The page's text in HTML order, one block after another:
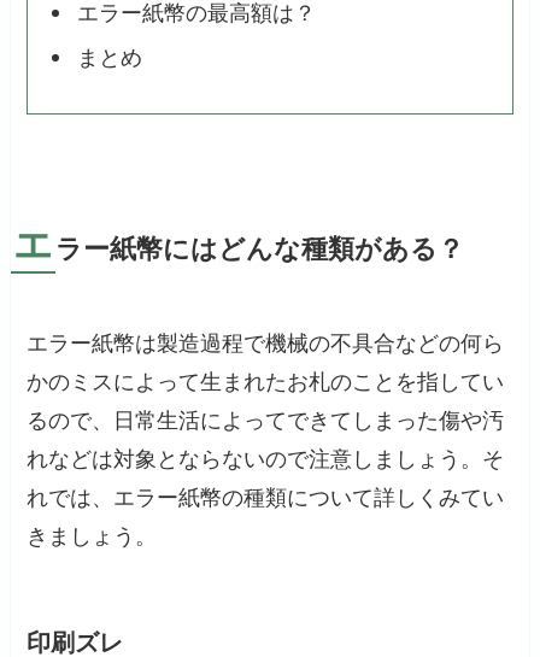
エラー紙幣の最高額は？
まとめ
エ ラー紙幣にはどんな種類がある？
エラー紙幣は製造過程で機械の不具合などの何ら
かのミスによって生まれたお札のことを指してい
るので、日常生活によってできてしまった傷や汚
れなどは対象とならないので注意しましょう。そ
れでは、エラー紙幣の種類について詳しくみてい
きましょう。
印刷ズレ